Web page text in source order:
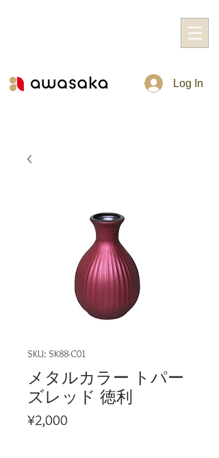
Log In
SKU: SK88-C01
メタルカラー トパー
ズレッド 徳利
¥2,000